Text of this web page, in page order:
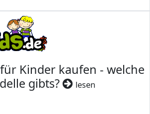
Kinder kaufen - welche
gibts?
lesen